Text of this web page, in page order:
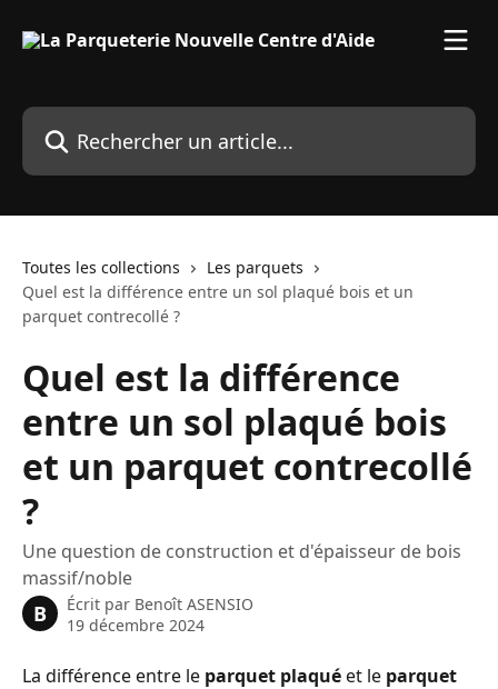
Rechercher un article...
Toutes les collections
Les parquets
Quel est la différence entre un sol plaqué bois et un
parquet contrecollé ?
Quel est la différence
entre un sol plaqué bois
et un parquet contrecollé
?
Une question de construction et d'épaisseur de bois
massif/noble
B Écrit par Benoît ASENSIO
19 décembre 2024
La différence entre le parquet plaqué et le parquet